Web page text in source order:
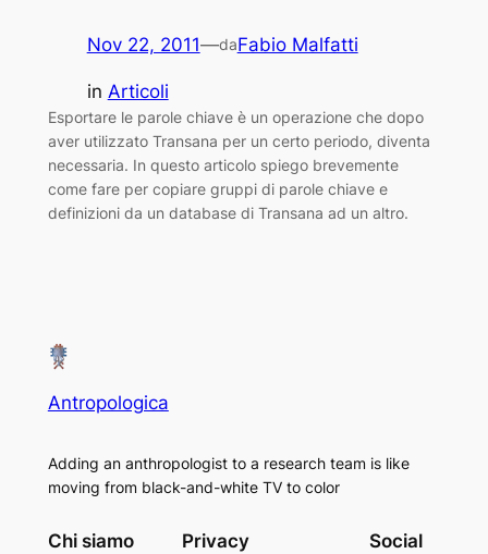
Nov 22, 2011—daFabio Malfatti
in Articoli
Esportare le parole chiave è un operazione che dopo
aver utilizzato Transana per un certo periodo, diventa
necessaria. In questo articolo spiego brevemente
come fare per copiare gruppi di parole chiave e
definizioni da un database di Transana ad un altro.
Antropologica
Adding an anthropologist to a research team is like
moving from black-and-white TV to color
Chi siamo Privacy Social